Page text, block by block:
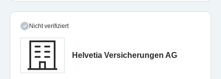
Nicht verifiziert
Helvetia Versicherungen AG